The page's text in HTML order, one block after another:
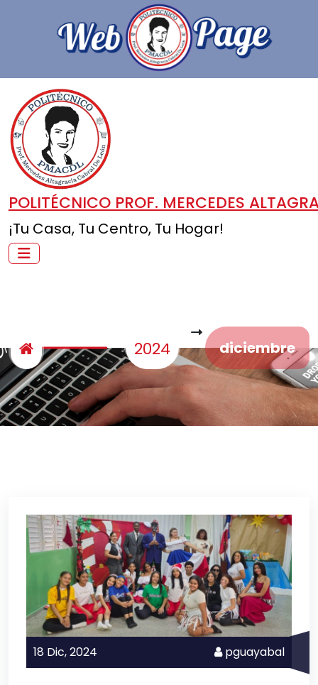
POLITÉCNICO PROF. MERCEDES
¡Tu Casa, Tu Centro, Tu Hogar!
2024 diciembre
18 Dic,2024 pguayabal